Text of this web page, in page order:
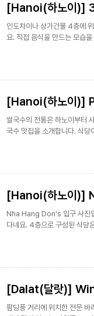
[Hanoi(하노이
인도차이나 상가건물 4층에
요. 직접 음식을 만드는 모습
[Hanoi(하노이)]
쌀국수의 전통은 하노이부터
국수 맛집을 소개합니다. 식
[Hanoi(하노이)]
Nha Hang Don's 입구 사진
다네요. 4층으로 구성된 식당
[Dalat(달랏)]
팜딩풍 거리에 위치한 전문 바